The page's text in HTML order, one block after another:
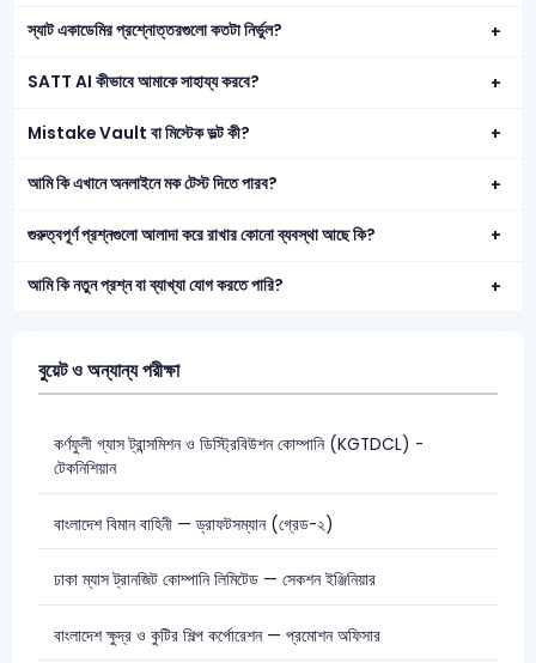
স্যাট একাডেমির প্রশ্নোত্তরগুলো কতটা নির্ভুল?
SATT AI কীভাবে আমাকে সাহায্য করবে?
Mistake Vault বা মিস্টেক ভল্ট কী?
আমি কি এখানে অনলাইনে মক টেস্ট দিতে পারব?
গুরুত্বপূর্ণ প্রশ্নগুলো আলাদা করে রাখার কোনো ব্যবস্থা আছে কি?
আমি কি নতুন প্রশ্ন বা ব্যাখ্যা যোগ করতে পারি?
বুয়েট ও অন্যান্য পরীক্ষা
কর্ণফুলী গ্যাস ট্রান্সমিশন ও ডিস্ট্রিবিউশন কোম্পানি (KGTDCL) -
টেকনিশিয়ান
বাংলাদেশ বিমান বাহিনী — ড্রাফটসম্যান (গ্রেড-২)
ঢাকা ম্যাস ট্রানজিট কোম্পানি লিমিটেড — সেকশন ইঞ্জিনিয়ার
বাংলাদেশ ক্ষুদ্র ও কুটির শিল্প কর্পোরেশন — প্রমোশন অফিসার